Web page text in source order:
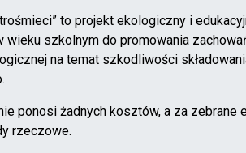
to projekt ekologiczny i
wieku szkolnym do promowania
na temat szkodliwości
ponosi żadnych kosztów, a za
rzeczowe.